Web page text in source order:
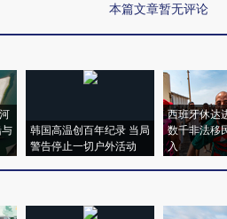
本篇文章暂无评论
韩国高温创百年纪录 当局
警告停止一切户外活动
西班牙休达
数千非法移
入